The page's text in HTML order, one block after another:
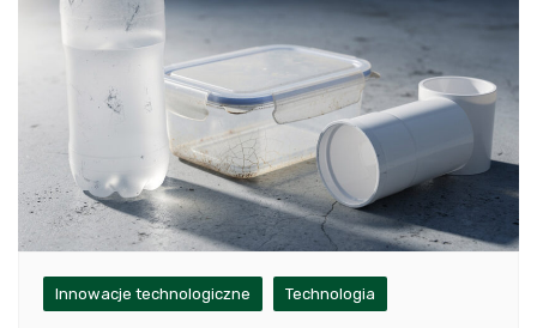
Innowacje technologiczne Technologia